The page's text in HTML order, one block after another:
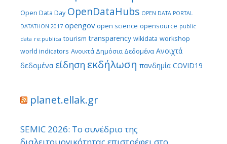
Open Data Day OpenDataHubs OPEN DATA PORTAL
DATATHON 2017 opengov open science opensource public
data re:publica tourism transparency wikidata workshop
world indicators Ανοικτά Δημόσια Δεδομένα Ανοιχτά
δεδομένα είδηση εκδήλωση πανδημία COVID19
planet.ellak.gr
SEMIC 2026: Το συνέδριο της